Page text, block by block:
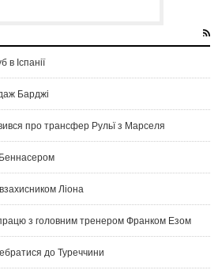
в Іспанії
Барджі
про трансфер Рульї з Марселя
Ліона
з головним тренером Франком Езом
до Туреччини